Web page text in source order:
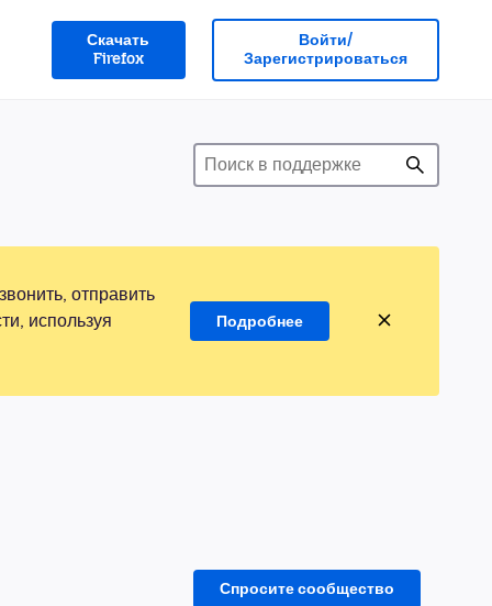
Скачать
Firefox
Войти/
Зарегистрироваться
отправить
используя
Подробнее
Спросите сообщество